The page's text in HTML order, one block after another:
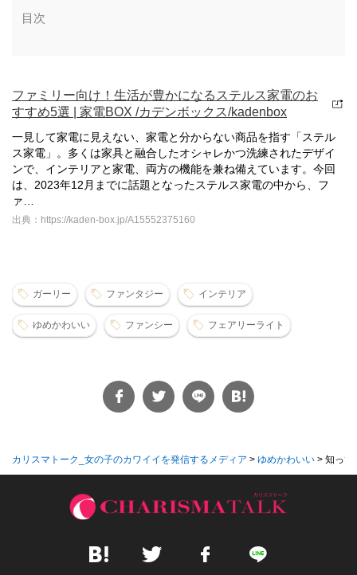
目次
ファミリー向け！生活が豊かになるステルス家電のお
すすめ5選 | 家電BOX /カデンボックス/kadenbox
一見して家電に見えない、家電と分からない商品を指す「ステル
ス家電」。多くは家具と融合したオシャレかつ洗練されたデザイ
ンで、インテリアと家電、両方の機能を兼ね備えています。今回
は、2023年12月までに話題となったステルス家電の中から、フ
ァ…
出典：https://kaden-box.jp/A15552375160
ガーリー ファンタジー インテリア
ゆめかわいい ファンシー フェアリーライト
カリスマトーク_女の子のカワイイを発信するメディア > ゆめかわいい > 知って